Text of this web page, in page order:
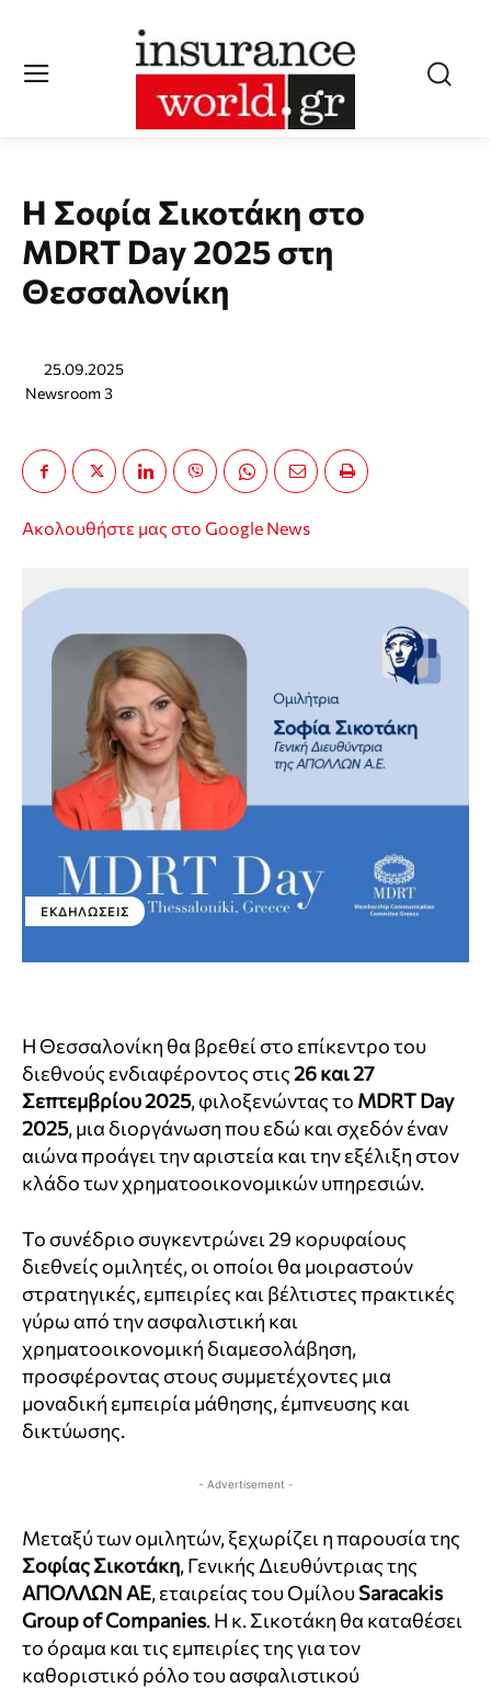
Η Σοφία Σικοτάκη στο
MDRT Day 2025 στη
Θεσσαλονίκη
25.09.2025
Newsroom 3
Ακολουθήστε μας στο Google News
ΕΚΔΗΛΏΣΕΙΣ
Η Θεσσαλονίκη θα βρεθεί στο επίκεντρο του
διεθνούς ενδιαφέροντος στις26 και 27
Σεπτεμβρίου 2025, φιλοξενώντας το MDRT Day
2025, μια διοργάνωση που εδώ και σχεδόν έναν
αιώνα προάγει την αριστεία και την εξέλιξη στον
κλάδο των χρηματοοικονομικών υπηρεσιών.
Το συνέδριο συγκεντρώνει 29 κορυφαίους
διεθνείς ομιλητές, οι οποίοι θα μοιραστούν
στρατηγικές, εμπειρίες και βέλτιστες πρακτικές
γύρω από την ασφαλιστική και
χρηματοοικονομική διαμεσολάβηση,
προσφέροντας στους συμμετέχοντες μια
μοναδική εμπειρία μάθησης, έμπνευσης και
δικτύωσης.
- Advertisement -
Μεταξύ των ομιλητών, ξεχωρίζει η παρουσία της
Σοφίας Σικοτάκη, Γενικής Διευθύντριας της
ΑΠΟΛΛΩΝ ΑΕ, εταιρείας του ΟμίλουSaracakis
Group of Companies. Η κ. Σικοτάκη θα καταθέσει
το όραμα και τις εμπειρίες της για τον
καθοριστικό ρόλο του ασφαλιστικού